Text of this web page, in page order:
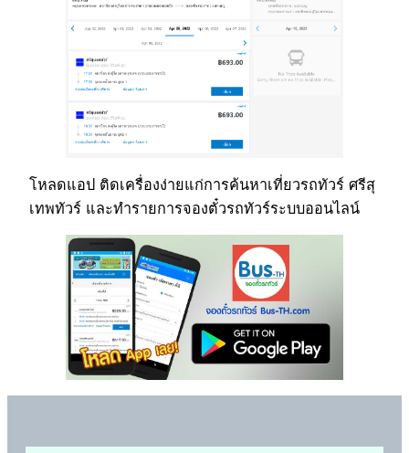
โหลดแอป ติดเครื่องง่ายแก่การค้นหาเที่ยวรถทัวร์ ศรีสุ
เทพทัวร์ และทำรายการจองตั๋วรถทัวร์ระบบออนไลน์